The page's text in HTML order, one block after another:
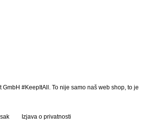
#KeepItAll. To nije samo naš web shop, to je
Izjava o privatnosti